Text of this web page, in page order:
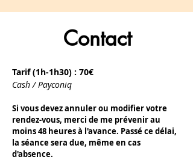
Contact
Tarif (1h-1h30) : 70€
Cash / Payconiq
Si vous devez annuler ou modifier votre
rendez-vous, merci de me prévenir au
moins 48 heures à l'avance. Passé ce délai,
la séance sera due, même en cas
d'absence.